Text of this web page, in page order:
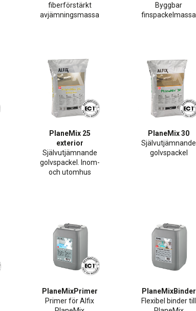
fiberförstärkt
avjämningsmassa
Byggbar
finspackelmassa
PlaneMix 25
exterior
Självutjämnande
golvspackel. Inom-
och utomhus
PlaneMix 30
Självutjämnande
golvspackel
PlaneMixPrimer
Primer för Alfix
PlaneMixBinder
Flexibel binder till